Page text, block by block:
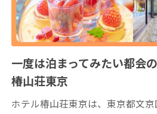
一度は泊まってみたい都会
椿山荘東京
ホテル椿山荘東京は、東京都文